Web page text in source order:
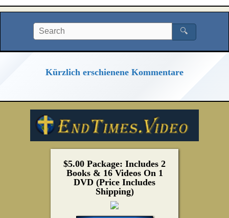
🔍
Kürzlich erschienene Kommentare
$5.00 Package: Includes 2
Books & 16 Videos On 1
DVD (Price Includes
Shipping)